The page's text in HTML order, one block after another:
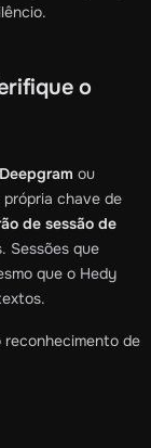
o
Deepgram ou
própria chave de
de sessão de
Sessões que
que o Hedy
reconhecimento de